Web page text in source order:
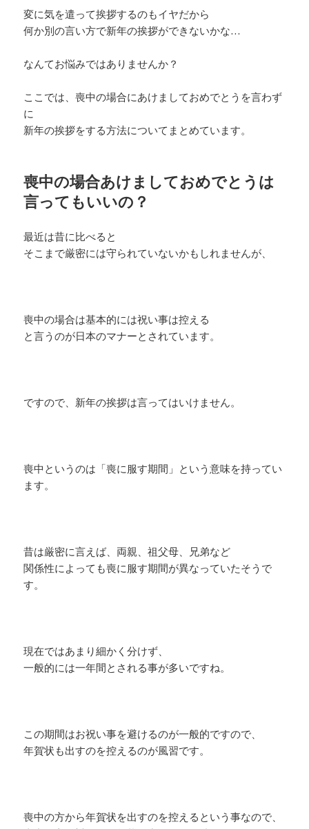
変に気を遣って挨拶するのもイヤだから
何か別の言い方で新年の挨拶ができないかな…
なんてお悩みではありませんか？
ここでは、喪中の場合にあけましておめでとうを言わず
に
新年の挨拶をする方法についてまとめています。
喪中の場合あけましておめでとうは
言ってもいいの？
最近は昔に比べると
そこまで厳密には守られていないかもしれませんが、
喪中の場合は基本的には祝い事は控える
と言うのが日本のマナーとされています。
ですので、新年の挨拶は言ってはいけません。
喪中というのは「喪に服す期間」という意味を持ってい
ます。
昔は厳密に言えば、両親、祖父母、兄弟など
関係性によっても喪に服す期間が異なっていたそうで
す。
現在ではあまり細かく分けず、
一般的には一年間とされる事が多いですね。
この期間はお祝い事を避けるのが一般的ですので、
年賀状も出すのを控えるのが風習です。
喪中の方から年賀状を出すのを控えるという事なので、